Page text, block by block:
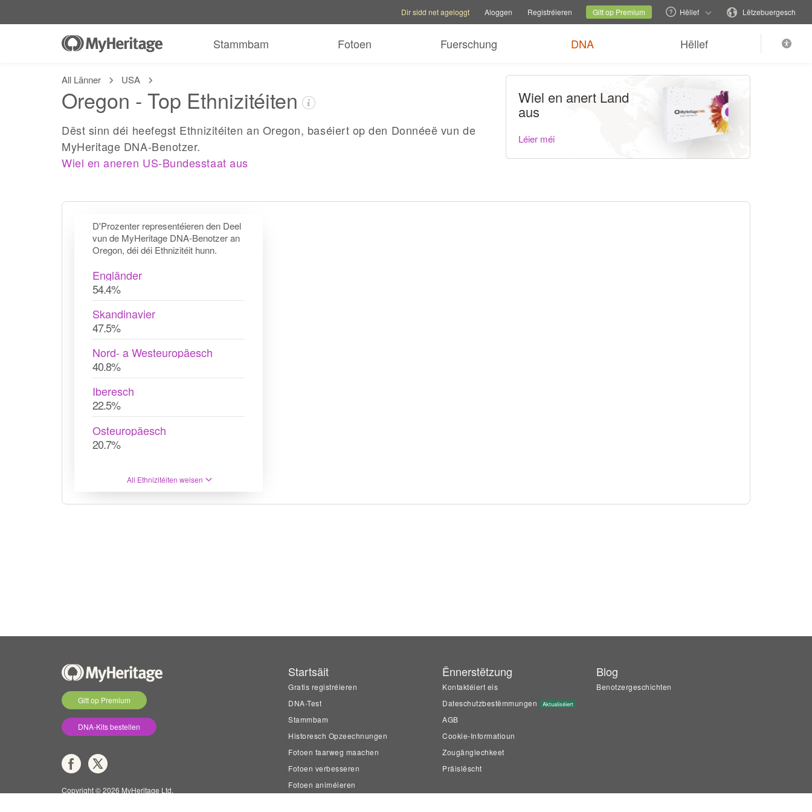
Aktuell SäitSprooch änneren
Dir sidd net ageloggt Aloggen Registréieren Gitt op Premium Hëllef Lëtzebuergesch
Stammbam Fotoen Fuerschung DNA Hëllef
All Länner USA
Oregon - Top Ethnizitéiten
Dëst sinn déi heefegst Ethnizitéiten an Oregon, baséiert op den Donnéeë vun de
MyHeritage DNA-Benotzer.
Wiel en aneren US-Bundesstaat aus
Wiel en anert Land
aus
Léier méi
D'Prozenter representéieren den Deel
vun de MyHeritage DNA-Benotzer an
Oregon, déi déi Ethnizitéit hunn.
Engländer
54.4%
Skandinavier
47.5%
Nord- a Westeuropäesch
40.8%
Iberesch
22.5%
Osteuropäesch
20.7%
All Ethnizitéiten weisen
Gitt op Premium
DNA-Kits bestellen
Copyright © 2026 MyHeritage Ltd.
Startsäit
Gratis registréieren
DNA-Test
Stammbam
Historesch Opzeechnungen
Fotoen faarweg maachen
Fotoen verbesseren
Fotoen animéieren
Ënnerstëtzung
Kontaktéiert eis
Dateschutzbestëmmungen
Aktualiséiert
AGB
Cookie-Informatioun
Zougänglechkeet
Präislëscht
Blog
Benotzergeschichten